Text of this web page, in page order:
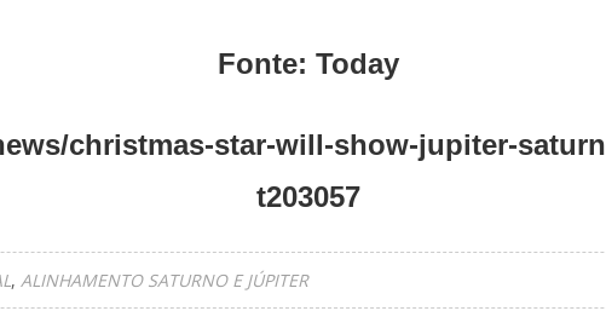
Fonte: Today
christmas-star-will-show-jupiter-
t203057
ALINHAMENTO SATURNO E JÚPITER